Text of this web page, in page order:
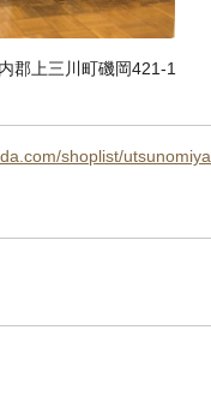
上三川町磯岡421-1
shoplist/